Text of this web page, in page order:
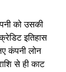
को उसकी
इतिहास
कंपनी लोन
से ही काट